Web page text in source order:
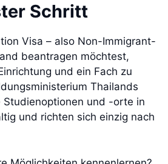
Schritt
Visa – also Non-Immigrant-
beantragen möchtest,
und ein Fach zu
Thailands
Studienoptionen und -orte in
und richten sich einzig nach